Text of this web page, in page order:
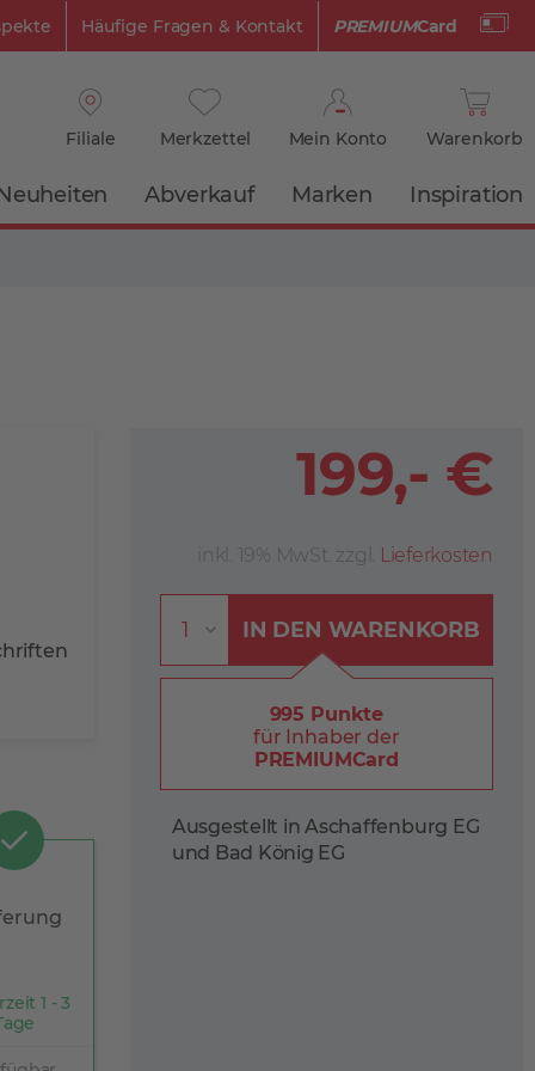
PREMIUMCard
Häufige Fragen & Kontakt
Filiale Merkzettel Mein Konto Warenkorb
Abverkauf Marken Inspiration
1 - 3
199,- €
inkl. 19% MwSt. zzgl. Lieferkosten
IN DEN WARENKORB
995 Punkte
für Inhaber der
PREMIUMCard
Ausgestellt in Aschaffenburg EG
und Bad König EG